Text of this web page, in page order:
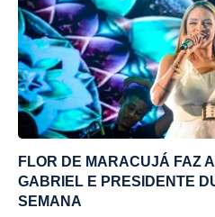
FLOR DE MARACUJÁ FAZ
GABRIEL E PRESIDENTE
SEMANA